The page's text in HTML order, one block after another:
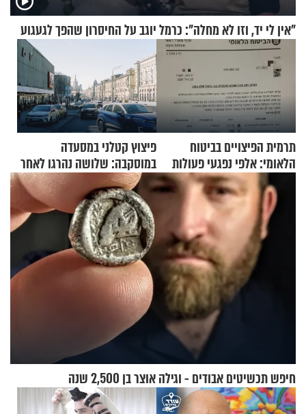
"אין לי יד, וזו לא מחלה": כרמל יוגב על החיסרון שהפך לגעגוע
תרמית הפיצויים בביטוח
הלאומי: אלפי נפגעי פעולות
איבה קיבלו כספים במירמה
פיצוץ קטלני במסעדה
במוסקבה: שלושה נהרגו לאחר
שמטען שנשאה אישה התפוצץ
חיפש תכשיטים אבודים - וגילה אוצר בן 2,500 שנה